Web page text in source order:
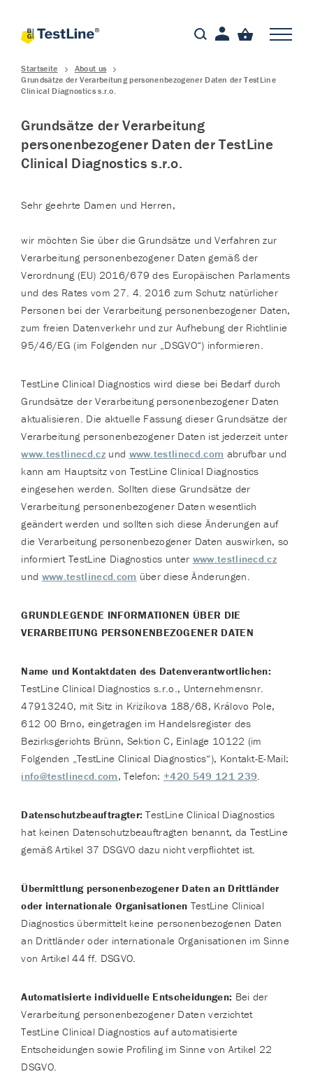
Startseite
About us
Grundsätze der Verarbeitung personenbezogener Daten der TestLine
Clinical Diagnostics s.r.o.
Grundsätze der Verarbeitung
personenbezogener Daten der TestLine
Clinical Diagnostics s.r.o.
Sehr geehrte Damen und Herren,
wir möchten Sie über die Grundsätze und Verfahren zur
Verarbeitung personenbezogener Daten gemäß der
Verordnung (EU) 2016/679 des Europäischen Parlaments
und des Rates vom 27. 4. 2016 zum Schutz natürlicher
Personen bei der Verarbeitung personenbezogener Daten,
zum freien Datenverkehr und zur Aufhebung der Richtlinie
95/46/EG (im Folgenden nur „DSGVO“) informieren.
TestLine Clinical Diagnostics wird diese bei Bedarf durch
Grundsätze der Verarbeitung personenbezogener Daten
aktualisieren. Die aktuelle Fassung dieser Grundsätze der
Verarbeitung personenbezogener Daten ist jederzeit unter
www.testlinecd.czund www.testlinecd.com abrufbar und
kann am Hauptsitz von TestLine Clinical Diagnostics
eingesehen werden. Sollten diese Grundsätze der
Verarbeitung personenbezogener Daten wesentlich
geändert werden und sollten sich diese Änderungen auf
die Verarbeitung personenbezogener Daten auswirken, so
informiert TestLine Diagnostics unter www.testlinecd.cz
und www.testlinecd.com über diese Änderungen.
GRUNDLEGENDE INFORMATIONEN ÜBER DIE
VERARBEITUNG PERSONENBEZOGENER DATEN
Name und Kontaktdaten des Datenverantwortlichen:
TestLine Clinical Diagnostics s.r.o., Unternehmensnr.
47913240, mit Sitz in Křižíkova 188/68, Královo Pole,
612 00 Brno, eingetragen im Handelsregister des
Bezirksgerichts Brünn, Sektion C, Einlage 10122 (im
Folgenden „TestLine Clinical Diagnostics“), Kontakt-E-Mail:
info@testlinecd.com, Telefon:+420 549 121 239.
Datenschutzbeauftragter:TestLine Clinical Diagnostics
hat keinen Datenschutzbeauftragten benannt, da TestLine
gemäß Artikel 37 DSGVO dazu nicht verpflichtet ist.
Übermittlung personenbezogener Daten an Drittländer
oder internationale Organisationen TestLine Clinical
Diagnostics übermittelt keine personenbezogenen Daten
an Drittländer oder internationale Organisationen im Sinne
von Artikel 44 ff. DSGVO.
Automatisierte individuelle Entscheidungen: Bei der
Verarbeitung personenbezogener Daten verzichtet
TestLine Clinical Diagnostics auf automatisierte
Entscheidungen sowie Profiling im Sinne von Artikel 22
DSGVO.